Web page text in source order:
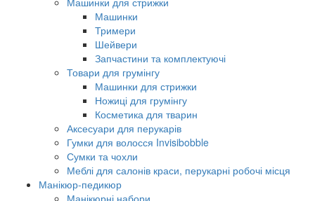
Машинки
Тримери
Шейвери
Запчастини та комплектуючі
Товари для грумінгу
Машинки для стрижки
Ножиці для грумінгу
Косметика для тварин
Аксесуари для перукарів
Гумки для волосся Invisibobble
Сумки та чохли
Меблі для салонів краси, перукарні робочі місця
Манікюр-педикюр
Манікюрні набори